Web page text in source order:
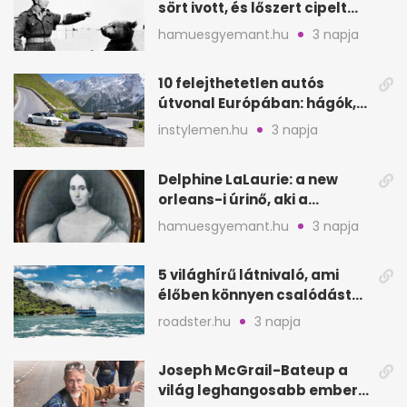
sört ivott, és lőszert cipelt
Monte Cassinónál
hamuesgyemant.hu 3 napja
10 felejthetetlen autós
útvonal Európában: hágók,
partok, fjordok
instylemen.hu 3 napja
Delphine LaLaurie: a new
orleans-i úrinő, aki a
padláson kínzott
hamuesgyemant.hu 3 napja
5 világhírű látnivaló, ami
élőben könnyen csalódást
okozhat
roadster.hu 3 napja
Joseph McGrail-Bateup a
világ leghangosabb embere